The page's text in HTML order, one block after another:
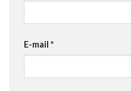
E-mail *